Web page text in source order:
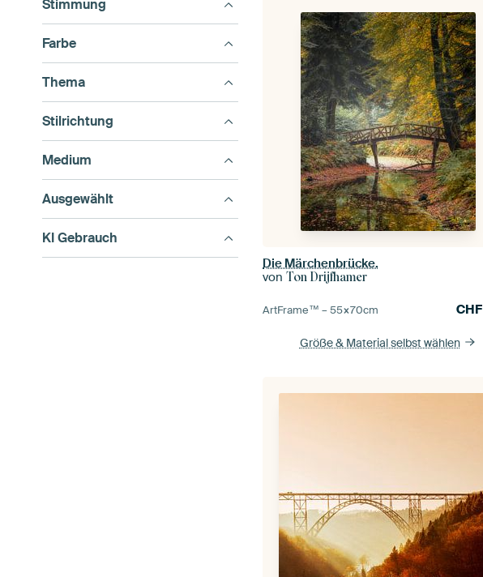
Stimmung
Farbe
Thema
Stilrichtung
Medium
Ausgewählt
KI Gebrauch
Die Märchenbrücke.
vonTon Drijfhamer
ArtFrame™ –55×70cm CHF
Größe & Material selbst wählen